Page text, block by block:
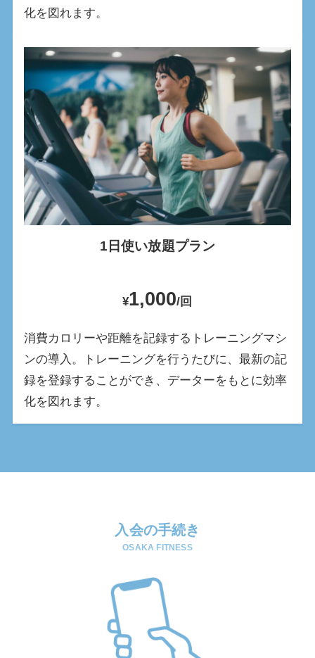
化を図れます。
1日使い放題プラン
¥1,000/回
消費カロリーや距離を記録するトレーニングマシ
ンの導入。トレーニングを行うたびに、最新の記
録を登録することができ、データーをもとに効率
化を図れます。
入会の手続き
OSAKA FITNESS